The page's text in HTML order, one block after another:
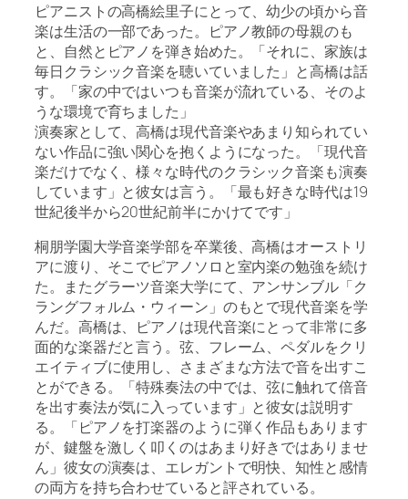
ピアニストの高橋絵里子にとって、幼少の頃から音
楽は生活の一部であった。ピアノ教師の母親のも
と、自然とピアノを弾き始めた。「それに、家族は
毎日クラシック音楽を聴いていました」と高橋は話
す。「家の中ではいつも音楽が流れている、そのよ
うな環境で育ちました」
演奏家として、高橋は現代音楽やあまり知られてい
ない作品に強い関心を抱くようになった。「現代音
楽だけでなく、様々な時代のクラシック音楽も演奏
しています」と彼女は言う。「最も好きな時代は19
世紀後半から20世紀前半にかけてです」
桐朋学園大学音楽学部を卒業後、高橋はオーストリ
アに渡り、そこでピアノソロと室内楽の勉強を続け
た。またグラーツ音楽大学にて、アンサンブル「ク
ラングフォルム・ウィーン」のもとで現代音楽を学
んだ。高橋は、ピアノは現代音楽にとって非常に多
面的な楽器だと言う。弦、フレーム、ペダルをクリ
エイティブに使用し、さまざまな方法で音を出すこ
とができる。「特殊奏法の中では、弦に触れて倍音
を出す奏法が気に入っています」と彼女は説明す
る。「ピアノを打楽器のように弾く作品もあります
が、鍵盤を激しく叩くのはあまり好きではありませ
ん」彼女の演奏は、エレガントで明快、知性と感情
の両方を持ち合わせていると評されている。